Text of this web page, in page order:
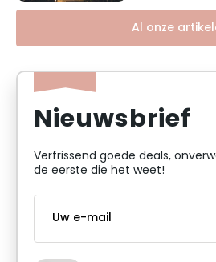
Al onze
Nieuwsbrief
Verfrissend goede deals,
de eerste die het weet!